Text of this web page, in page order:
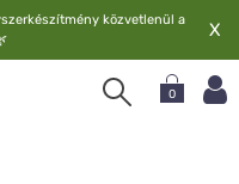
közvetlenül a
X
0